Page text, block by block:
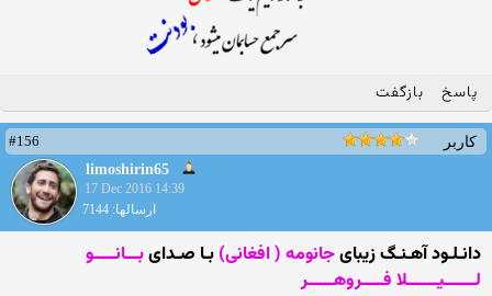
پاسخ بازگفت
کاربر
#156
limoshirin65
17 Dec 2016 14:39
ارسالها: 7144
دانـلـود آهـنـگ زیبایجانومه ( افغانی) بـا صـدایبـــانـــــو
لـــــــیـــــــلا فـــــروهــــــر